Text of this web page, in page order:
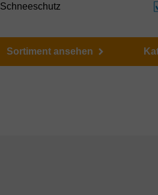
Schneeschutz
Sortiment ansehen